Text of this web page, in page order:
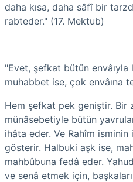
daha kısa, daha sâfî bir
rabteder." (17. Mektub)
"Evet, şefkat bütün envâıyla
muhabbet ise, çok envâına
Hem şefkat pek geniştir. Bir
münâsebetiyle bütün
ihâta eder. Ve Rahîm isminin
gösterir. Halbuki aşk ise,
mahbûbuna fedâ eder.
ve senâ etmek için,